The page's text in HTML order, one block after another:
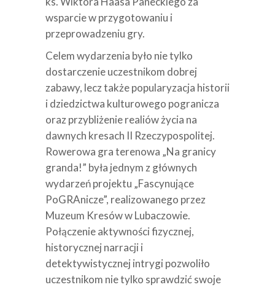
wsparcie w przygotowaniu i
przeprowadzeniu gry.
Celem wydarzenia było nie tylko
dostarczenie uczestnikom dobrej
zabawy, lecz także popularyzacja historii
i dziedzictwa kulturowego pogranicza
oraz przybliżenie realiów życia na
dawnych kresach II Rzeczypospolitej.
Rowerowa gra terenowa „Na granicy
granda!” była jednym z głównych
wydarzeń projektu „Fascynujące
PoGRAnicze”, realizowanego przez
Muzeum Kresów w Lubaczowie.
Połączenie aktywności fizycznej,
historycznej narracji i
detektywistycznej intrygi pozwoliło
uczestnikom nie tylko sprawdzić swoje